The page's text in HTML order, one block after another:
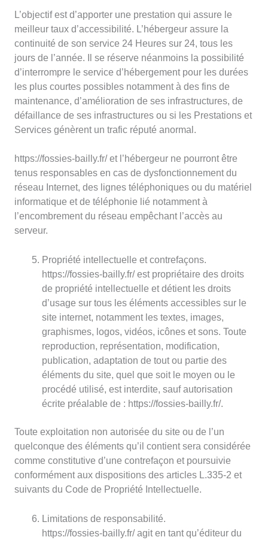
L’objectif est d’apporter une prestation qui assure le
meilleur taux d’accessibilité. L’hébergeur assure la
continuité de son service 24 Heures sur 24, tous les
jours de l’année. Il se réserve néanmoins la possibilité
d’interrompre le service d’hébergement pour les durées
les plus courtes possibles notamment à des fins de
maintenance, d’amélioration de ses infrastructures, de
défaillance de ses infrastructures ou si les Prestations et
Services génèrent un trafic réputé anormal.
https://fossies-bailly.fr/ et l’hébergeur ne pourront être
tenus responsables en cas de dysfonctionnement du
réseau Internet, des lignes téléphoniques ou du matériel
informatique et de téléphonie lié notamment à
l’encombrement du réseau empêchant l’accès au
serveur.
Propriété intellectuelle et contrefaçons.
https://fossies-bailly.fr/ est propriétaire des droits
de propriété intellectuelle et détient les droits
d’usage sur tous les éléments accessibles sur le
site internet, notamment les textes, images,
graphismes, logos, vidéos, icônes et sons. Toute
reproduction, représentation, modification,
publication, adaptation de tout ou partie des
éléments du site, quel que soit le moyen ou le
procédé utilisé, est interdite, sauf autorisation
écrite préalable de : https://fossies-bailly.fr/.
Toute exploitation non autorisée du site ou de l’un
quelconque des éléments qu’il contient sera considérée
comme constitutive d’une contrefaçon et poursuivie
conformément aux dispositions des articles L.335-2 et
suivants du Code de Propriété Intellectuelle.
Limitations de responsabilité.
https://fossies-bailly.fr/ agit en tant qu’éditeur du